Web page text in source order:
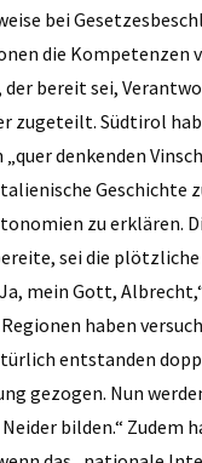
bei
die
der bereit sei,
zugeteilt. Südtirol
denkenden
Geschichte
zu erklären.
sei die
mein Gott,
haben
entstanden
gezogen. Nun
bilden.“ Zudem